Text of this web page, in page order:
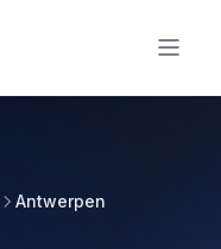
Antwerpen